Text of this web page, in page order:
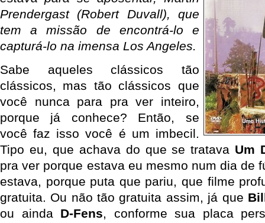
Prendergast (Robert Duvall), que
tem a missão de encontrá-lo e
capturá-lo na imensa Los Angeles.
Sabe aqueles clássicos tão
clássicos, mas tão clássicos que
você nunca para pra ver inteiro,
porque já conhece? Então, se
você faz isso você é um imbecil.
Tipo eu, que achava do que se tratava Um
pra ver porque estava eu mesmo num dia de
estava, porque puta que pariu, que filme
gratuita. Ou não tão gratuita assim, já que
ou ainda D-Fens, conforme sua placa